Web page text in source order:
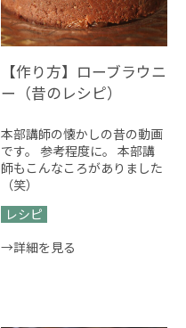
【作り方】ローブラウニ
ー（昔のレシピ）
本部講師の懐かしの昔の動画
です。 参考程度に。 本部講
師もこんなころがありました
（笑）
レシピ
→詳細を見る